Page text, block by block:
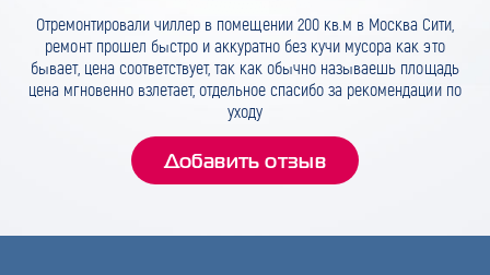
Отремонтировали чиллер в помещении 200 кв.м в Москва Сити,
ремонт прошел быстро и аккуратно без кучи мусора как это
бывает, цена соответствует, так как обычно называешь площадь
цена мгновенно взлетает, отдельное спасибо за рекомендации по
уходу
Добавить отзыв